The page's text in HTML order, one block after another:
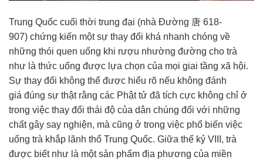
Trung Quốc cuối thời trung đại (nhà Đường 唐 618-
907) chứng kiến một sự thay đổi khá nhanh chóng về
những thói quen uống khi rượu nhường đường cho trà
như là thức uống được lựa chọn của mọi giai tầng xã hội.
Sự thay đổi không thể được hiểu rõ nếu không đánh
giá đúng sự thậtrằng các Phật tử đã tích cực không chỉ ở
trong việc thay đổi thái độ của dân chúng đối với những
chất gây say nghiện, mà cũng ở trong việc phổ biến việc
uống trà khắp lãnh thổ Trung Quốc. Giữa thế kỷ VIII, trà
được biết như là một sản phẩm địa phương của miền